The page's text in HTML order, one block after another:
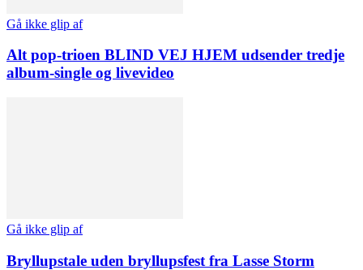
Gå ikke glip af
Alt pop-trioen BLIND VEJ HJEM udsender tredje
album-single og livevideo
Gå ikke glip af
Bryllupstale uden bryllupsfest fra Lasse Storm